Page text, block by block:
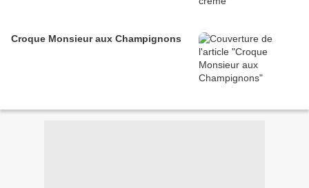
Croque Monsieur aux Champignons